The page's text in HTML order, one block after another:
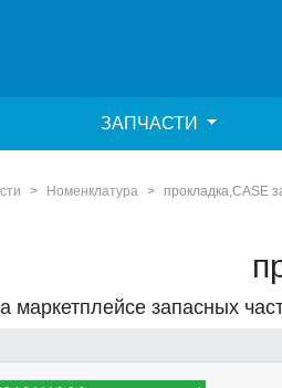
ЗАПЧАСТИ
Номенклатура прокладка,CASE
маркетплейсе запасных